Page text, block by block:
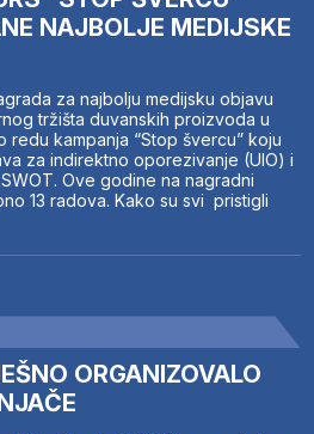
NAJBOLJE MEDIJSKE
za najbolju medijsku objavu
tržišta duvanskih proizvoda u
redu kampanja “Stop švercu” koju
za indirektno oporezivanje (UIO) i
Ove godine na nagradni
13 radova. Kako su svi pristigli
ORGANIZOVALO